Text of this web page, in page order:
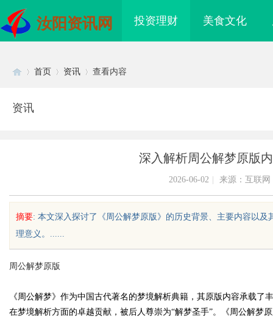
汝阳资讯网 投资理财 美食文化
首页 资讯 查看内容
资讯
深入解析周公解梦原版
2026-06-02 来源：互联网
摘要: 本文深入探讨了《周公解梦原版》的历史背景、主要内容以
理意义。......
周公解梦原版
《周公解梦》作为中国古代著名的梦境解析典籍，其原版内容承载
在梦境解析方面的卓越贡献，被后人尊崇为“解梦圣手”。《周公解梦
载存储方案选购指